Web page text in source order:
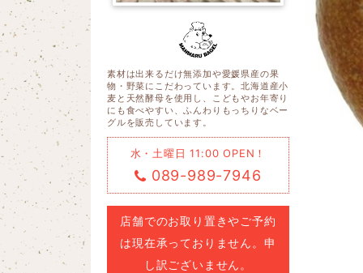
素材は出来るだけ無添加や愛媛県産の果
物・野菜にこだわっています。北海道産小
麦と天然酵母を使用し、こどもやお年寄り
にも食べやすい、ふんわりもっちりなベー
グルを販売しています。
水・土曜日 11:00 OPEN！
089-989-7946
店舗でのお取り置きやご予約
は現在承っておりません。申
し訳ございません。